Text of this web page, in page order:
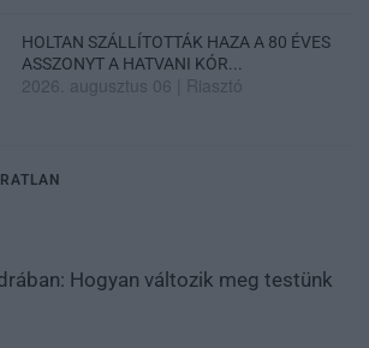
HOLTAN SZÁLLÍTOTTÁK HAZA A 80 ÉVES
ASSZONYT A HATVANI KÓR...
2026. augusztus 06 Riasztó
Hogyan változik meg testünk